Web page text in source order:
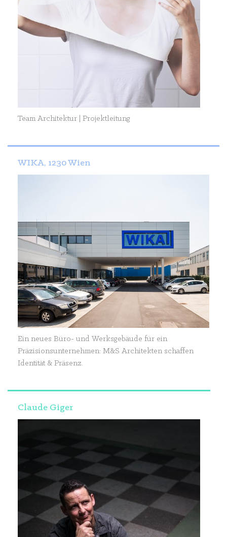
Team Architektur | Projektleitung
WIKA, 1230 Wien
Ein neues Büro- und Werksgebäude für ein
Präzisionsunternehmen: M&S Architekten schaffen
Identität & Präsenz.
Claude Giger